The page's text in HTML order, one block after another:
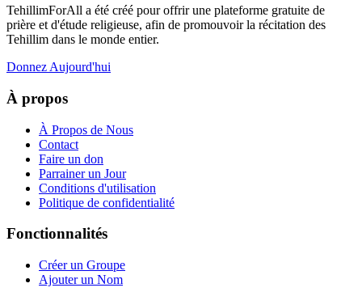
TehillimForAll a été créé pour offrir une plateforme gratuite de
prière et d'étude religieuse, afin de promouvoir la récitation des
Tehillim dans le monde entier.
Donnez Aujourd'hui
À propos
À Propos de Nous
Contact
Faire un don
Parrainer un Jour
Conditions d'utilisation
Politique de confidentialité
Fonctionnalités
Créer un Groupe
Ajouter un Nom